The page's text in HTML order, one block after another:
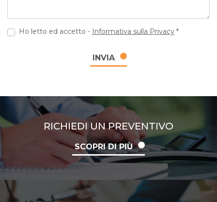
Ho letto ed accetto - Informativa sulla Privacy *
INVIA
RICHIEDI UN PREVENTIVO
SCOPRI DI PIÙ